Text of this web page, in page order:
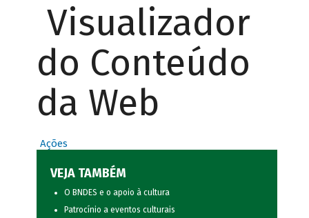
Visualizador
do Conteúdo
da Web
Ações
VEJA TAMBÉM
O BNDES e o apoio à cultura
Patrocínio a eventos culturais